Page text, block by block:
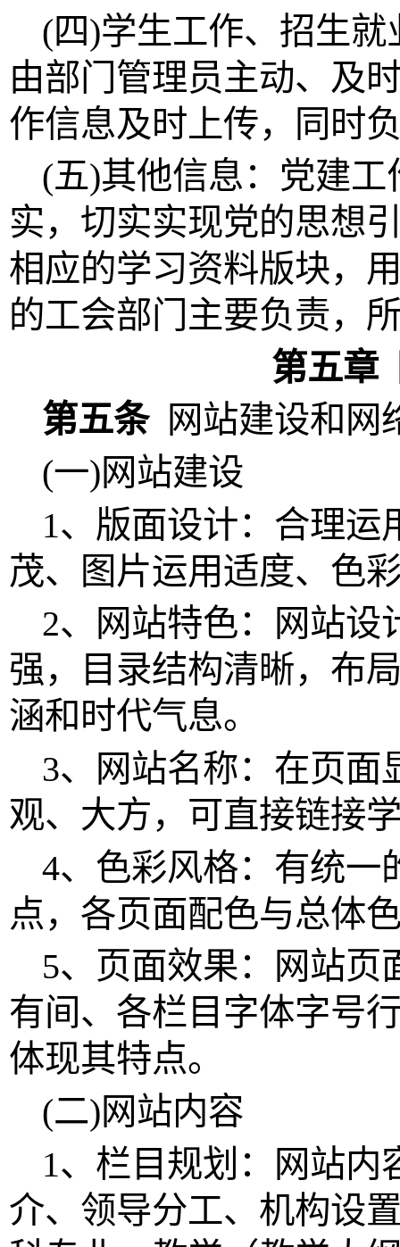
(四)学生工作、招生
由部门管理员 主动、及
作信息及时上传，同时
(五)其他信息：党建工
实，切实实现党的思想
相应的学习资料版块，
的工会部门主要负责，
第五章
第五条 网站建设和网
(一)网站建设
1、版面设计：合理
茂、图片运用适度、色
2、网站特色：网站设
强，目录结构清晰，布
涵和时代气息。
3、网站名称：在页面
观、大方，可直接链接
4、色彩风格：有统一
点，各页面配色与总体
5、页面效果：网站页
有间、各栏目字体字号
体现其特点。
(二)网站内容
1、栏目规划：网站
介、领导分工、机构设